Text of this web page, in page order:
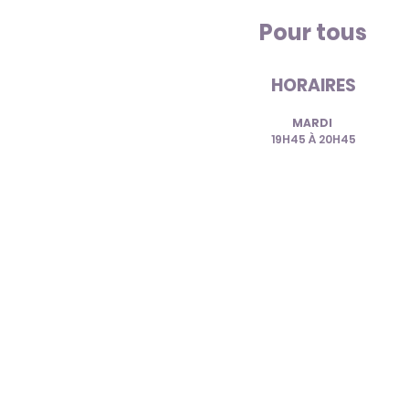
Pour tous
HORAIRES
MARDI
19H45 À 20H45